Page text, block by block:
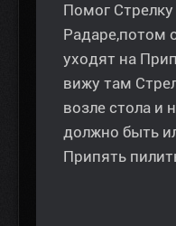
Помог
Радаре,потом
уходят на
вижу там
возле стола и
должно быть
Припять